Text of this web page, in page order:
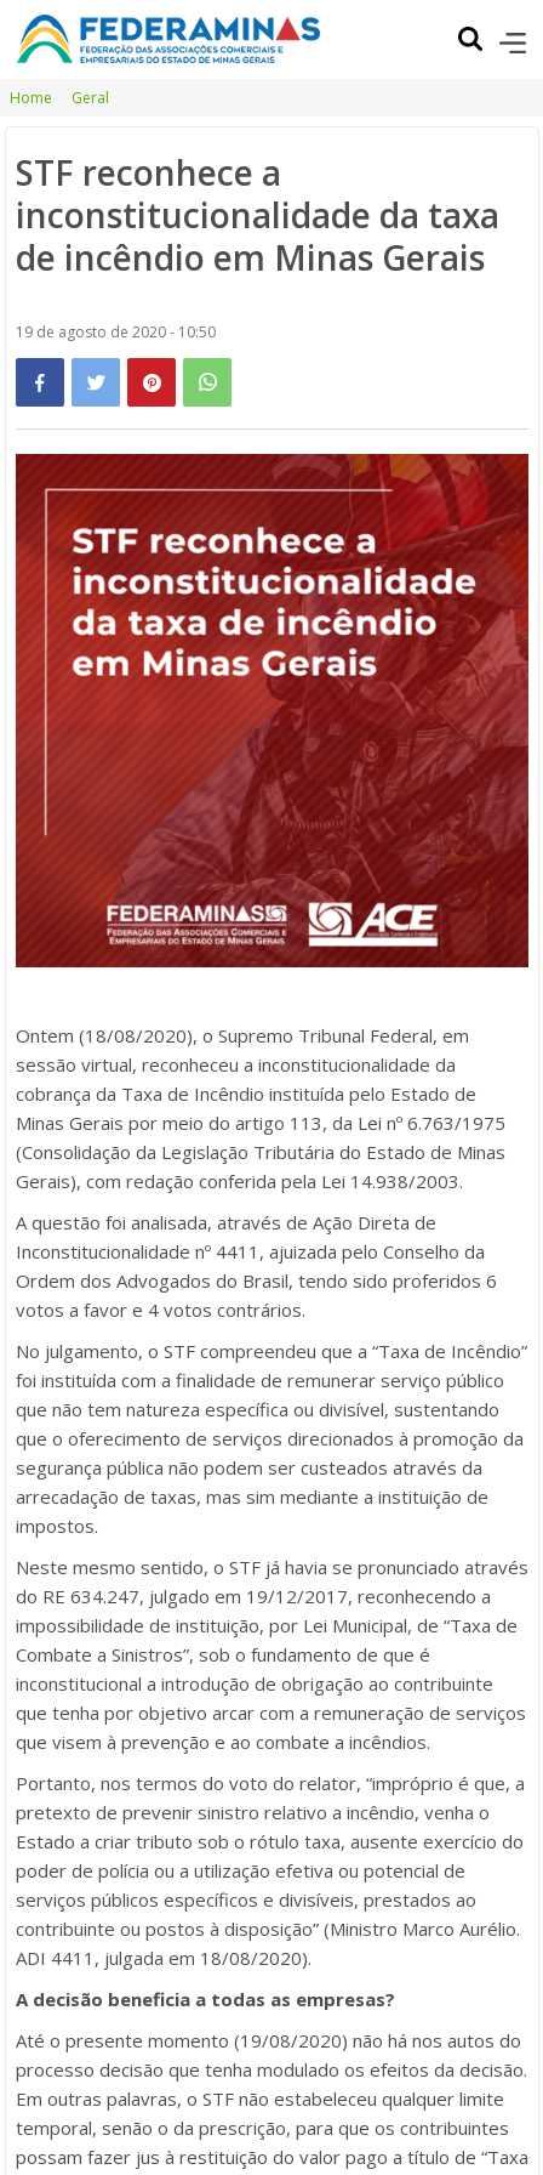
Home Geral
STF reconhece a
inconstitucionalidade da taxa
de incêndio em Minas Gerais
19 de agosto de 2020 - 10:50
Ontem (18/08/2020), o Supremo Tribunal Federal, em
sessão virtual, reconheceu a inconstitucionalidade da
cobrança da Taxa de Incêndio instituída pelo Estado de
Minas Gerais por meio do artigo 113, da Lei nº 6.763/1975
(Consolidação da Legislação Tributária do Estado de Minas
Gerais), com redação conferida pela Lei 14.938/2003.
A questão foi analisada, através de Ação Direta de
Inconstitucionalidade nº 4411, ajuizada pelo Conselho da
Ordem dos Advogados do Brasil, tendo sido proferidos 6
votos a favor e 4 votos contrários.
No julgamento, o STF compreendeu que a “Taxa de Incêndio”
foi instituída com a finalidade de remunerar serviço público
que não tem natureza específica ou divisível, sustentando
que o oferecimento de serviços direcionados à promoção da
segurança pública não podem ser custeados através da
arrecadação de taxas, mas sim mediante a instituição de
impostos.
Neste mesmo sentido, o STF já havia se pronunciado através
do RE 634.247, julgado em 19/12/2017, reconhecendo a
impossibilidade de instituição, por Lei Municipal, de “Taxa de
Combate a Sinistros”, sob o fundamento de que é
inconstitucional a introdução de obrigação ao contribuinte
que tenha por objetivo arcar com a remuneração de serviços
que visem à prevenção e ao combate a incêndios.
Portanto, nos termos do voto do relator, “impróprio é que, a
pretexto de prevenir sinistro relativo a incêndio, venha o
Estado a criar tributo sob o rótulo taxa, ausente exercício do
poder de polícia ou a utilização efetiva ou potencial de
serviços públicos específicos e divisíveis, prestados ao
contribuinte ou postos à disposição” (Ministro Marco Aurélio.
ADI 4411, julgada em 18/08/2020).
A decisão beneficia a todas as empresas?
Até o presente momento (19/08/2020) não há nos autos do
processo decisão que tenha modulado os efeitos da decisão.
Em outras palavras, o STF não estabeleceu qualquer limite
temporal, senão o da prescrição, para que os contribuintes
possam fazer jus à restituição do valor pago a título de “Taxa